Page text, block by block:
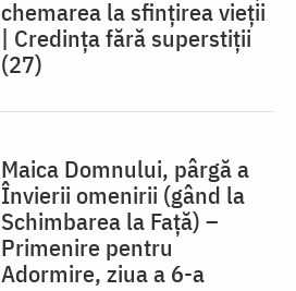
chemarea la sfințirea vieții
| Credința fără superstiții
(27)
Maica Domnului, pârgă a
Învierii omenirii (gând la
Schimbarea la Față) –
Primenire pentru
Adormire, ziua a 6-a